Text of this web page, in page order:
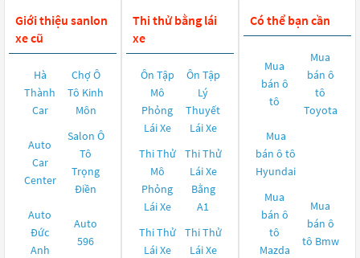
Giới thiệu sanlon
xe cũ
Hà
Thành
Car
Chợ Ô
Tô Kinh
Môn
Auto
Car
Center
Salon Ô
Tô
Trọng
Điền
Auto
Đức
Anh
Auto
596
Thi thử bằng lái
xe
Ôn Tập
Mô
Phỏng
Lái Xe
Ôn Tập
Lý
Thuyết
Lái Xe
Thi Thử
Mô
Phỏng
Lái Xe
Thi Thử
Lái Xe
Bằng
A1
Thi Thử
Lái Xe
Thi Thử
Lái Xe
Có thể bạn cần
Mua
bán ô
tô
Mua
bán ô
tô
Toyota
Mua
bán ô tô
Hyundai
Mua
bán ô
tô
Mazda
Mua
bán ô
tô Bmw